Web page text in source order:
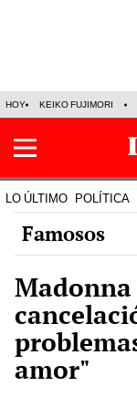
HOY KEIKO FUJIMORI
LO ÚLTIMO POLÍTICA
Famosos
amor"